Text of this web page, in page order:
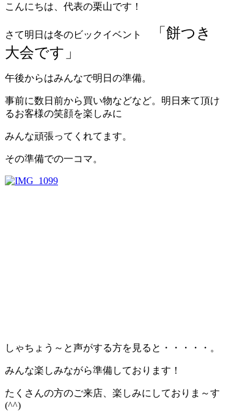
こんにちは、代表の栗山です！
さて明日は冬のビックイベント
「餅つき
大会です」
午後からはみんなで明日の準備。
事前に数日前から買い物などなど。明日来て頂け
るお客様の笑顔を楽しみに
みんな頑張ってくれてます。
その準備での一コマ。
しゃちょう～と声がする方を見ると・・・・・。
みんな楽しみながら準備しております！
たくさんの方のご来店、楽しみにしておりま～す
(^^)